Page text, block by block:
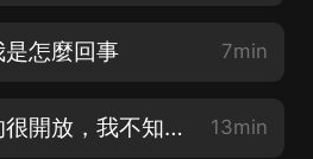
怎麼回事 7min
相親男士對性看的很開放，我不知道該不該繼續 13min